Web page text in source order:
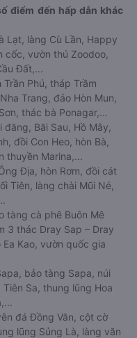
điểm đến hấp dẫn khác
Lạt, làng Cù Lần, Happy
cốc, vườn thú Zoodoo,
Đất,...
Trần Phú, tháp Trầm
Trang, đảo Hòn Mun,
thác bà Ponagar,...
đăng, Bãi Sau, Hồ Mây,
đồi Con Heo, hòn Bà,
thuyền Marina,...
Địa, hòn Rơm, đồi cát
Tiên, làng chài Mũi Né,
tàng cà phê Buôn Mê
3 thác Dray Sap – Dray
Kao, vườn quốc gia
bảo tàng Sapa, núi
Sa, thung lũng Hoa
đá Đồng Văn, cột cờ
lũng Sủng Là, làng văn